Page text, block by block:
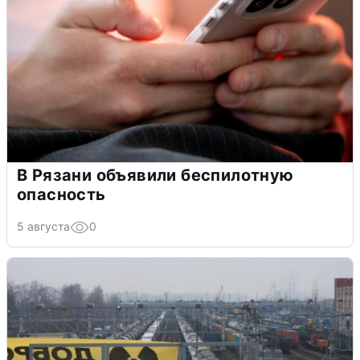
В Рязани объявили беспилотную
опасность
5 августа 0